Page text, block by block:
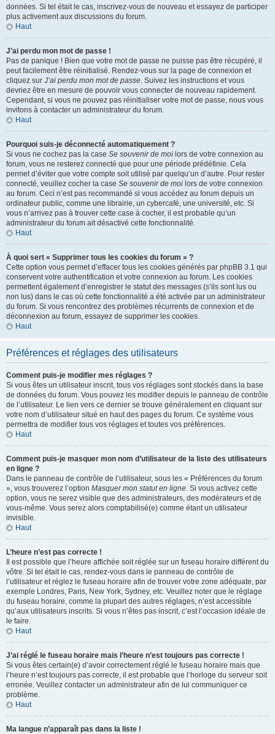
données. Si tel était le cas, inscrivez-vous de nouveau et essayez de participer
plus activement aux discussions du forum.
Haut
J’ai perdu mon mot de passe !
Pas de panique ! Bien que votre mot de passe ne puisse pas être récupéré, il
peut facilement être réinitialisé. Rendez-vous sur la page de connexion et
cliquez sur J’ai perdu mon mot de passe. Suivez les instructions et vous
devriez être en mesure de pouvoir vous connecter de nouveau rapidement.
Cependant, si vous ne pouvez pas réinitialiser votre mot de passe, nous vous
invitons à contacter un administrateur du forum.
Haut
Pourquoi suis-je déconnecté automatiquement ?
Si vous ne cochez pas la case Se souvenir de moi lors de votre connexion au
forum, vous ne resterez connecté que pour une période prédéfinie. Cela
permet d’éviter que votre compte soit utilisé par quelqu’un d’autre. Pour rester
connecté, veuillez cocher la case Se souvenir de moi lors de votre connexion
au forum. Ceci n’est pas recommandé si vous accédez au forum depuis un
ordinateur public, comme une librairie, un cybercafé, une université, etc. Si
vous n’arrivez pas à trouver cette case à cocher, il est probable qu’un
administrateur du forum ait désactivé cette fonctionnalité.
Haut
À quoi sert « Supprimer tous les cookies du forum » ?
Cette option vous permet d’effacer tous les cookies générés par phpBB 3.1 qui
conservent votre authentification et votre connexion au forum. Les cookies
permettent également d’enregistrer le statut des messages (s’ils sont lus ou
non lus) dans le cas où cette fonctionnalité a été activée par un administrateur
du forum. Si vous rencontrez des problèmes récurrents de connexion et de
déconnexion au forum, essayez de supprimer les cookies.
Haut
Préférences et réglages des utilisateurs
Comment puis-je modifier mes réglages ?
Si vous êtes un utilisateur inscrit, tous vos réglages sont stockés dans la base
de données du forum. Vous pouvez les modifier depuis le panneau de contrôle
de l’utilisateur. Le lien vers ce dernier se trouve généralement en cliquant sur
votre nom d’utilisateur situé en haut des pages du forum. Ce système vous
permettra de modifier tous vos réglages et toutes vos préférences.
Haut
Comment puis-je masquer mon nom d’utilisateur de la liste des utilisateurs
en ligne ?
Dans le panneau de contrôle de l’utilisateur, sous les « Préférences du forum
», vous trouverez l’option Masquer mon statut en ligne. Si vous activez cette
option, vous ne serez visible que des administrateurs, des modérateurs et de
vous-même. Vous serez alors comptabilisé(e) comme étant un utilisateur
invisible.
Haut
L’heure n’est pas correcte !
Il est possible que l’heure affichée soit réglée sur un fuseau horaire différent du
vôtre. Si tel était le cas, rendez-vous dans le panneau de contrôle de
l’utilisateur et réglez le fuseau horaire afin de trouver votre zone adéquate, par
exemple Londres, Paris, New York, Sydney, etc. Veuillez noter que le réglage
du fuseau horaire, comme la plupart des autres réglages, n’est accessible
qu’aux utilisateurs inscrits. Si vous n’êtes pas inscrit, c’est l’occasion idéale de
le faire.
Haut
J’ai réglé le fuseau horaire mais l’heure n’est toujours pas correcte !
Si vous êtes certain(e) d’avoir correctement réglé le fuseau horaire mais que
l’heure n’est toujours pas correcte, il est probable que l’horloge du serveur soit
erronée. Veuillez contacter un administrateur afin de lui communiquer ce
problème.
Haut
Ma langue n’apparaît pas dans la liste !